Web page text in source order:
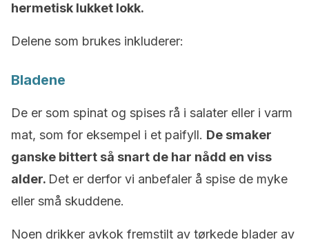
hermetisk lukket lokk.
Delene som brukes inkluderer:
Bladene
De er som spinat og spises rå i salater eller i varm
mat, som for eksempel i et paifyll. De smaker
ganske bittert så snart de har nådd en viss
alder. Det er derfor vi anbefaler å spise de myke
eller små skuddene.
Noen drikker avkok fremstilt av tørkede blader av